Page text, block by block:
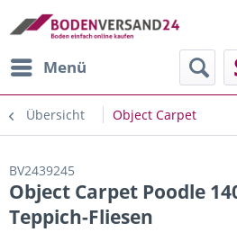
Menü
Übersicht Object Carpet
BV2439245
Object Carpet Poodle
Teppich-Fliesen